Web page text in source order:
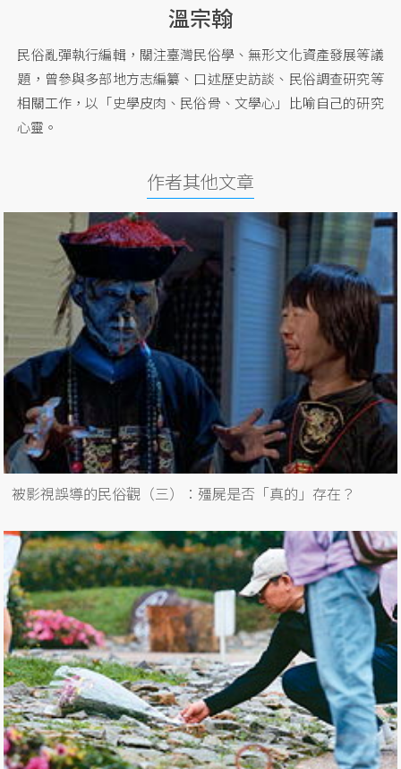
溫宗翰
民俗亂彈執行編輯，關注臺灣民俗學、無形文化資產發展等議
題，曾參與多部地方志編纂、口述歷史訪談、民俗調查研究等
相關工作，以「史學皮肉、民俗骨、文學心」比喻自己的研究
心靈。
作者其他文章
被影視誤導的民俗觀（三）：殭屍是否「真的」存在？